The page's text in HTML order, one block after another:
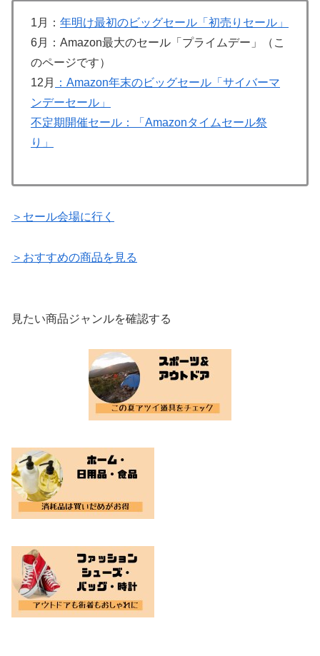
1月： 年明け最初のビッグセール「初売りセール」
6月：Amazon最大のセール「プライムデー」（こ
のページです）
12月
：Amazon年末のビッグセール「サイバーマ
ンデーセール」
不定期開催セール：「Amazonタイムセール祭
り」
＞セール会場に行く
＞おすすめの商品を見る
見たい商品ジャンルを確認する